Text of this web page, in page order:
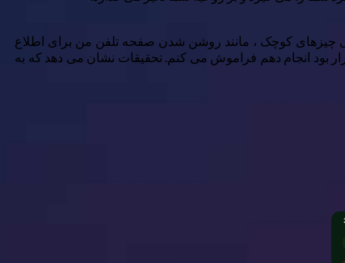
چیزهای کوچک ، مانند روشن شدن صفحه تلفن من برای اطلاع
بود انجام دهم فراموش می کنم. تحقیقات نشان می دهد که به